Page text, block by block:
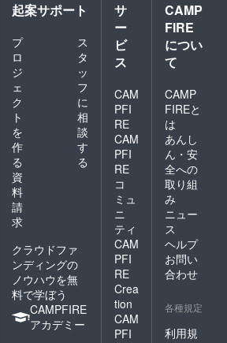
起案サポート
プ
ロ
ジ
ェ
ク
ト
を
作
る
ス
タ
ッ
フ
に
相
談
す
る
資
料
請
求
クラウドファ
ンディングの
ノウハウを無
料で学ぼう
CAMPFIRE
アカデミー
サ
ー
ビ
ス
CAM
PFI
RE
CAM
PFI
RE
コ
ミュ
ニ
ティ
CAM
PFI
RE
Crea
tion
CAM
PFI
CAMP
FIRE
につい
て
CAMP
FIREと
は
あんし
ん・安
全への
取り組
み
ニュー
ス
ヘルプ
お問い
合わせ
各種規定
利用規